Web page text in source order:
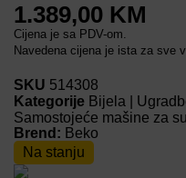
1.389,00 KM
Cijena je sa PDV-om.
Navedena cijena je ista za sve
SKU 514308
Kategorije Bijela |
Samostojeće mašine za
Brend: Beko
Na stanju